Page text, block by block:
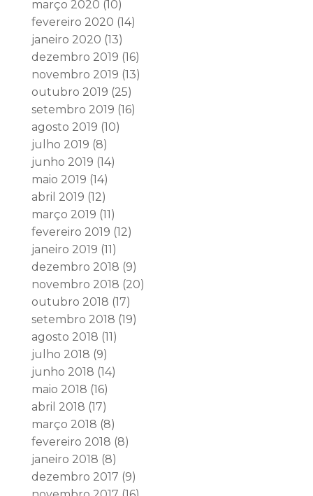
março 2020 (10)
fevereiro 2020 (14)
janeiro 2020 (13)
dezembro 2019 (16)
novembro 2019 (13)
outubro 2019 (25)
setembro 2019 (16)
agosto 2019 (10)
julho 2019 (8)
junho 2019 (14)
maio 2019 (14)
abril 2019 (12)
março 2019 (11)
fevereiro 2019 (12)
janeiro 2019 (11)
dezembro 2018 (9)
novembro 2018 (20)
outubro 2018 (17)
setembro 2018 (19)
agosto 2018 (11)
julho 2018 (9)
junho 2018 (14)
maio 2018 (16)
abril 2018 (17)
março 2018 (8)
fevereiro 2018 (8)
janeiro 2018 (8)
dezembro 2017 (9)